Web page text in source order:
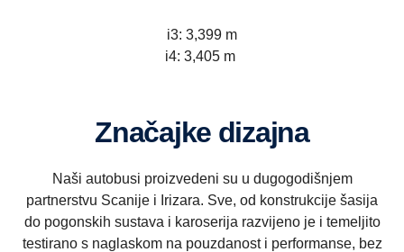
i3: 3,399 m
i4: 3,405 m
Značajke dizajna
Naši autobusi proizvedeni su u dugogodišnjem
partnerstvu Scanije i Irizara. Sve, od konstrukcije šasija
do pogonskih sustava i karoserija razvijeno je i temeljito
testirano s naglaskom na pouzdanost i performanse, bez